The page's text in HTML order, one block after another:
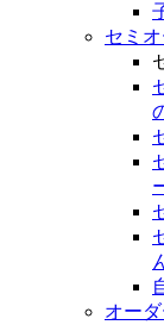
セミ
オー